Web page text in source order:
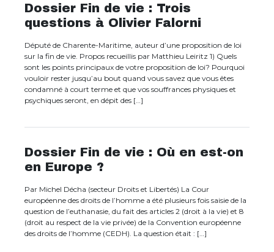
Dossier Fin de vie : Trois
questions à Olivier Falorni
Député de Charente-Maritime, auteur d’une proposition de loi
sur la fin de vie. Propos recueillis par Matthieu Leiritz 1) Quels
sont les points principaux de votre proposition de loi? Pourquoi
vouloir rester jusqu’au bout quand vous savez que vous êtes
condamné à court terme et que vos souffrances physiques et
psychiques seront, en dépit des […]
Dossier Fin de vie : Où en est-on
en Europe ?
Par Michel Décha (secteur Droits et Libertés) La Cour
européenne des droits de l’homme a été plusieurs fois saisie de la
question de l’euthanasie, du fait des articles 2 (droit à la vie) et 8
(droit au respect de la vie privée) de la Convention européenne
des droits de l’homme (CEDH). La question était : […]